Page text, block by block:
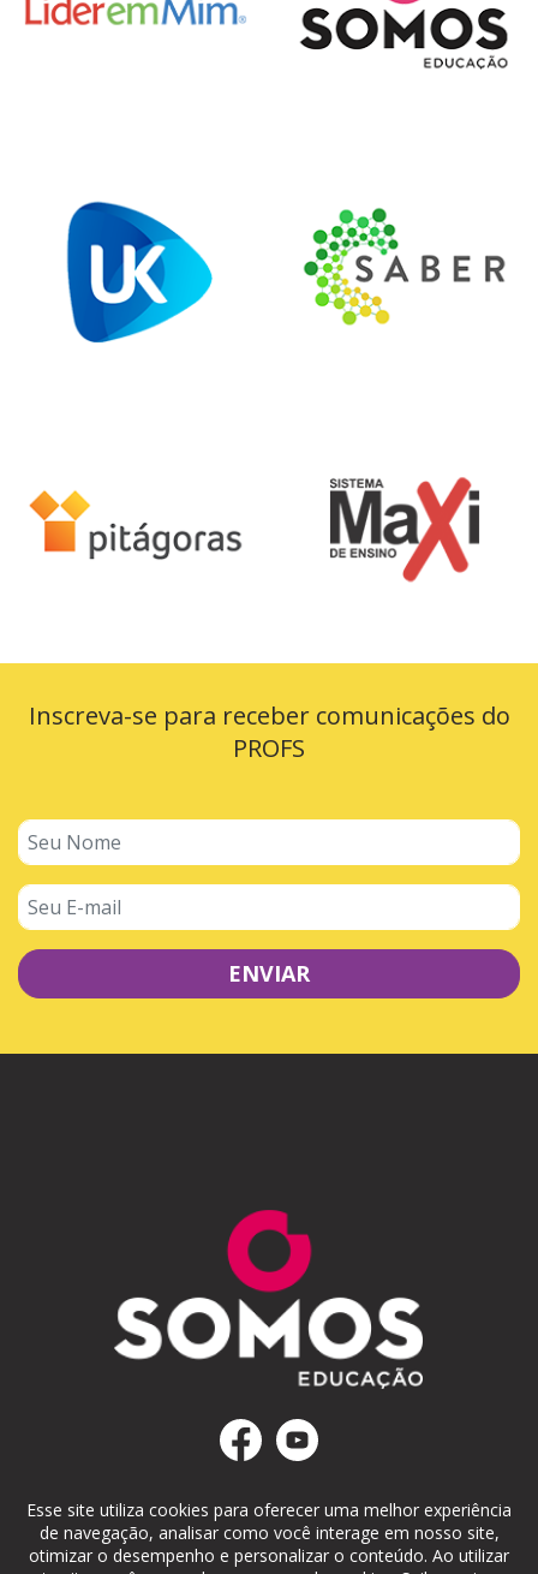
Inscreva-se para receber comunicações do
PROFS
Esse site utiliza cookies para oferecer uma melhor experiência
de navegação, analisar como você interage em nosso site,
otimizar o desempenho e personalizar o conteúdo. Ao utilizar